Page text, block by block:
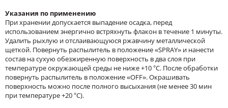
Указания по применению
При хранении допускается выпадение осадка, перед
использованием энергично встряхнуть флакон в течение 1 минуты.
Удалить рыхлую и отслаивающуюся ржавчину металлической
щеткой. Повернуть распылитель в положение «SPRAY» и нанести
состав на сухую обезжиренную поверхность в два слоя при
температуре окружающей среды не ниже +10 °С. После обработки
повернуть распылитель в положение «OFF». Окрашивать
поверхность можно после полного высыхания (не менее 30 мин
при температуре +20 °С).